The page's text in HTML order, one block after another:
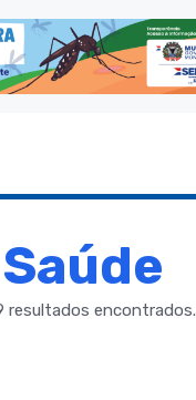
Saúde
resultados encontrados.